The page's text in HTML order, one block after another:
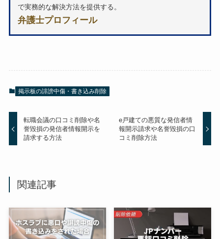
で実務的な解決方法を提供する。
弁護士プロフィール
掲示板の誹謗中傷・書き込み削除
転職会議の口コミ削除や名
誉毀損の発信者情報開示を
請求する方法
e戸建ての悪質な発信者情
報開示請求や名誉毀損の口
コミ削除方法
関連記事